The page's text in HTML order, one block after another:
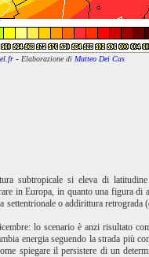
- Elaborazione di Matteo Dei Cas
subtropicale si eleva di
in Europa, in quanto una figura di
o addirittura retrograda
lo scenario è anzi risultato
energia seguendo la strada più
spiegare il persistere di un